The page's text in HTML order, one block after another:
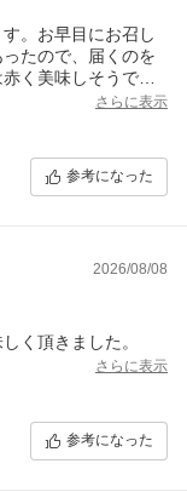
。お早目にお召し
たので、届くのを
く美味しそうでし
ゴみたいで全然甘く
さらに表示
参考になった
2026/08/08
く頂きました。
さらに表示
参考になった